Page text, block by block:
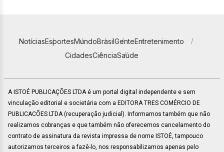
NotíciasEsportesMundoBrasilGenteEntretenimento
CidadesCiênciaSaúde
A ISTOÉ PUBLICAÇÕES LTDA é um portal digital independente e sem
vinculação editorial e societária com a EDITORA TRES COMÉRCIO DE
PUBLICACÕES LTDA (recuperação judicial). Informamos também que não
realizamos cobranças e que também não oferecemos cancelamento do
contrato de assinatura da revista impressa de nome ISTOÉ, tampouco
autorizamos terceiros a fazê-lo, nos responsabilizamos apenas pelo